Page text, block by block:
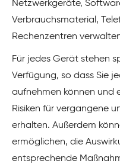
Netzwerkgeräte,
Verbrauchsmaterial,
Rechenzentren
Für jedes Gerät stehen
Verfügung, so dass Sie
aufnehmen können und
Risiken für vergangene
erhalten. Außerdem
ermöglichen, die
entsprechende